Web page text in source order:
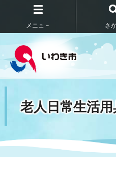
メニュ－ さ
老人日常生活